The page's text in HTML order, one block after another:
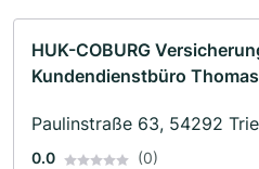
HUK-COBURG
Kundendienstbüro
Paulinstraße 63, 54292
0.0 (0)